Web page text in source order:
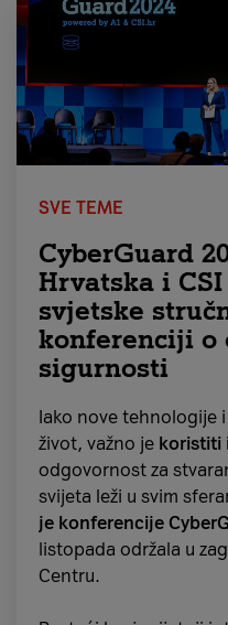
SVE TEME
CyberGuard
Hrvatska i
svjetske
konferenciji o
sigurnosti
Iako nove tehnologije
život, važno je koristiti
odgovornost za
svijeta leži u svim
je konferencije
listopada održala u
Centru.